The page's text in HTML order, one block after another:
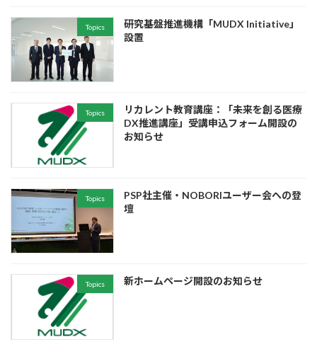
Topics
研究基盤推進機構「MUDX Initiative」
設置
Topics
リカレント教育講座：「未来を創る医療
DX推進講座」受講申込フォーム開設の
お知らせ
Topics
PSP社主催・NOBORIユーザー会への登
壇
Topics 新ホームページ開設のお知らせ